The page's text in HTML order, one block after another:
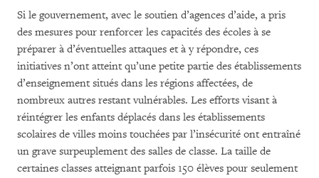
Si le gouvernement, avec le soutien d’agences d’aide, a pris
des mesures pour renforcer les capacités des écoles à se
préparer à d’éventuelles attaques et à y répondre, ces
initiatives n’ont atteint qu’une petite partie des établissements
d’enseignement situés dans les régions affectées, de
nombreux autres restant vulnérables. Les efforts visant à
réintégrer les enfants déplacés dans les établissements
scolaires de villes moins touchées par l’insécurité ont entraîné
un grave surpeuplement des salles de classe. La taille de
certaines classes atteignant parfois 150 élèves pour seulement